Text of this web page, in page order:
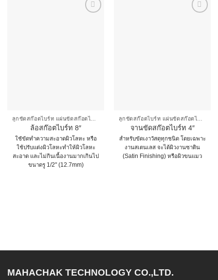
ลูกขัดสก๊อตไบร์ท แผ่นขัดสก๊อตไบร์ท
ล้อสก๊อตไบร์ท 8″
ใชัขัดทำความสะอาดผิวโลหะ หรือ
ใช้ปรับแต่งผิวโลหะทำให้ผิวโลหะ
สะอาด และไม่กินเนื้องานมากเกินไป
ขนาดรู 1/2" (12.7mm)
may
chosen
ลูกขัดสก๊อตไบร์ท แผ่นขัดสก๊อตไบร์ท
จานขัดสก๊อตไบร์ท 4″
สำหรับขัดเงาวัสดุทุกชนิด โดยเฉพาะ
งานสเตนเลส จะได้ผิวงานซาติน
(Satin Finishing) หรือผิวขนแมว
MAHACHAK TECHNOLOGY CO.,LTD.